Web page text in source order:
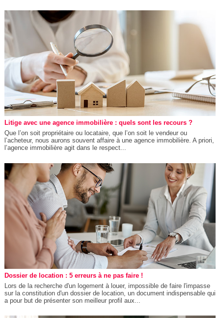
Litige avec une agence immobilière : quels sont les recours ?
Que l’on soit propriétaire ou locataire, que l’on soit le vendeur ou
l’acheteur, nous aurons souvent affaire à une agence immobilière. A priori,
l’agence immobilière agit dans le respect...
Dossier de location : 5 erreurs à ne pas faire !
Lors de la recherche d'un logement à louer, impossible de faire l'impasse
sur la constitution d'un dossier de location, un document indispensable qui
a pour but de présenter son meilleur profil aux...